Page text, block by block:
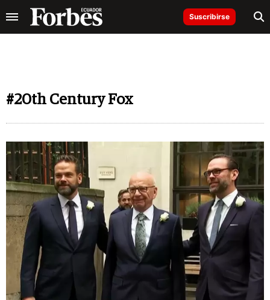
Suscribirse
#20th Century Fox